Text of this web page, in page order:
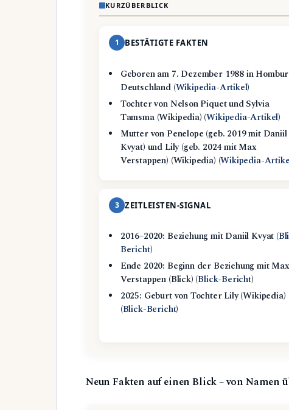
KURZÜBERBLICK
1 BESTÄTIGTE FAKTEN
Geboren am 7. Dezember 1988 in
Deutschland (Wikipedia-Artikel)
Tochter von Nelson Piquet und Sylvia
Tamsma (Wikipedia) (Wikipedia-Artikel)
Mutter von Penelope (geb. 2019 mit Daniil
Kvyat) und Lily (geb. 2024 mit Max
Verstappen) (Wikipedia) (Wikipedia-
3 ZEITLEISTEN-SIGNAL
2016–2020: Beziehung mit Daniil Kvyat (
Bericht)
Ende 2020: Beginn der Beziehung mit Max
Verstappen (Blick) (Blick-Bericht)
2025: Geburt von Tochter Lily (Wikipedia)
(Blick-Bericht)
Neun Fakten auf einen Blick – von Namen